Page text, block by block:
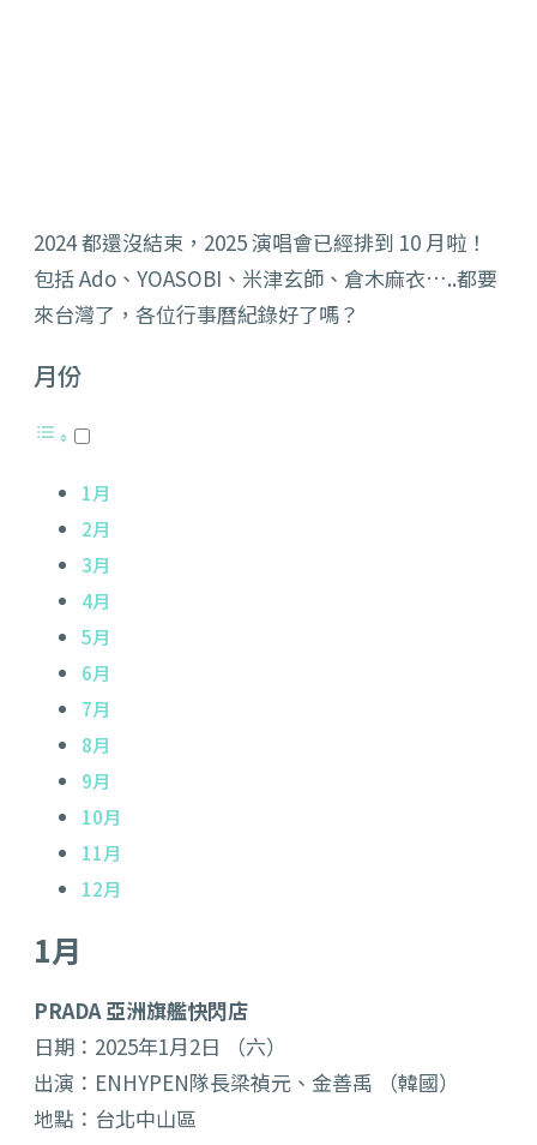
2024 都還沒結束，2025 演唱會已經排到 10 月啦！
包括 Ado、YOASOBI、米津玄師、倉木麻衣…..都要
來台灣了，各位行事曆紀錄好了嗎？
月份
1月
2月
3月
4月
5月
6月
7月
8月
9月
10月
11月
12月
1月
PRADA 亞洲旗艦快閃店
日期：2025年1月2日 （六）
出演：ENHYPEN隊長梁禎元、金善禹 （韓國）
地點：台北中山區